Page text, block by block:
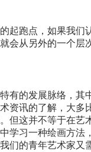
起跑点，如果我
会从另外的一个层
有的发展脉络，
资讯的了解，大
但这并不等于在
学习一种绘画方
们的青年艺术家